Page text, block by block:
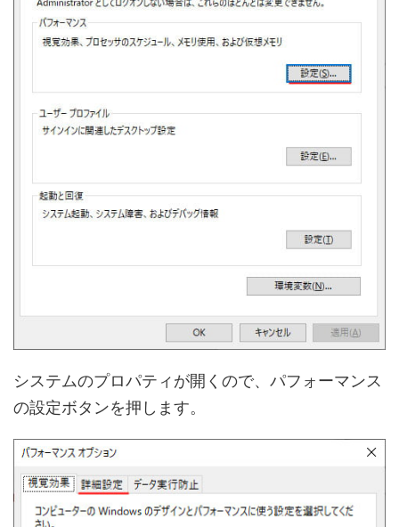
システムのプロパティが開くので、パフォーマンス
の設定ボタンを押します。